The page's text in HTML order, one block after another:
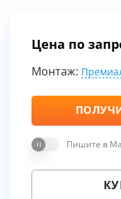
Цена по
Монтаж:
Пишите в